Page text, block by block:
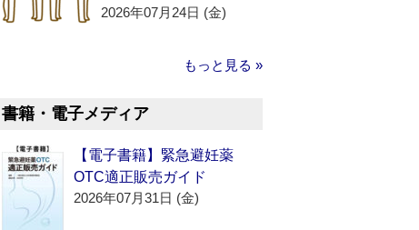
2026年07月24日 (金)
もっと見る »
書籍・電子メディア
【電子書籍】緊急避妊薬
OTC適正販売ガイド
2026年07月31日 (金)